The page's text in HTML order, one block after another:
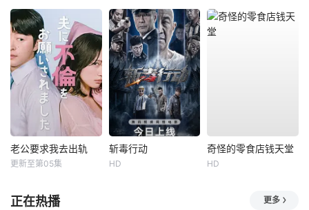
老公要求我去出轨
更新至第05集
斩毒行动
HD
奇怪的零食店钱天堂
HD
正在热播 更多